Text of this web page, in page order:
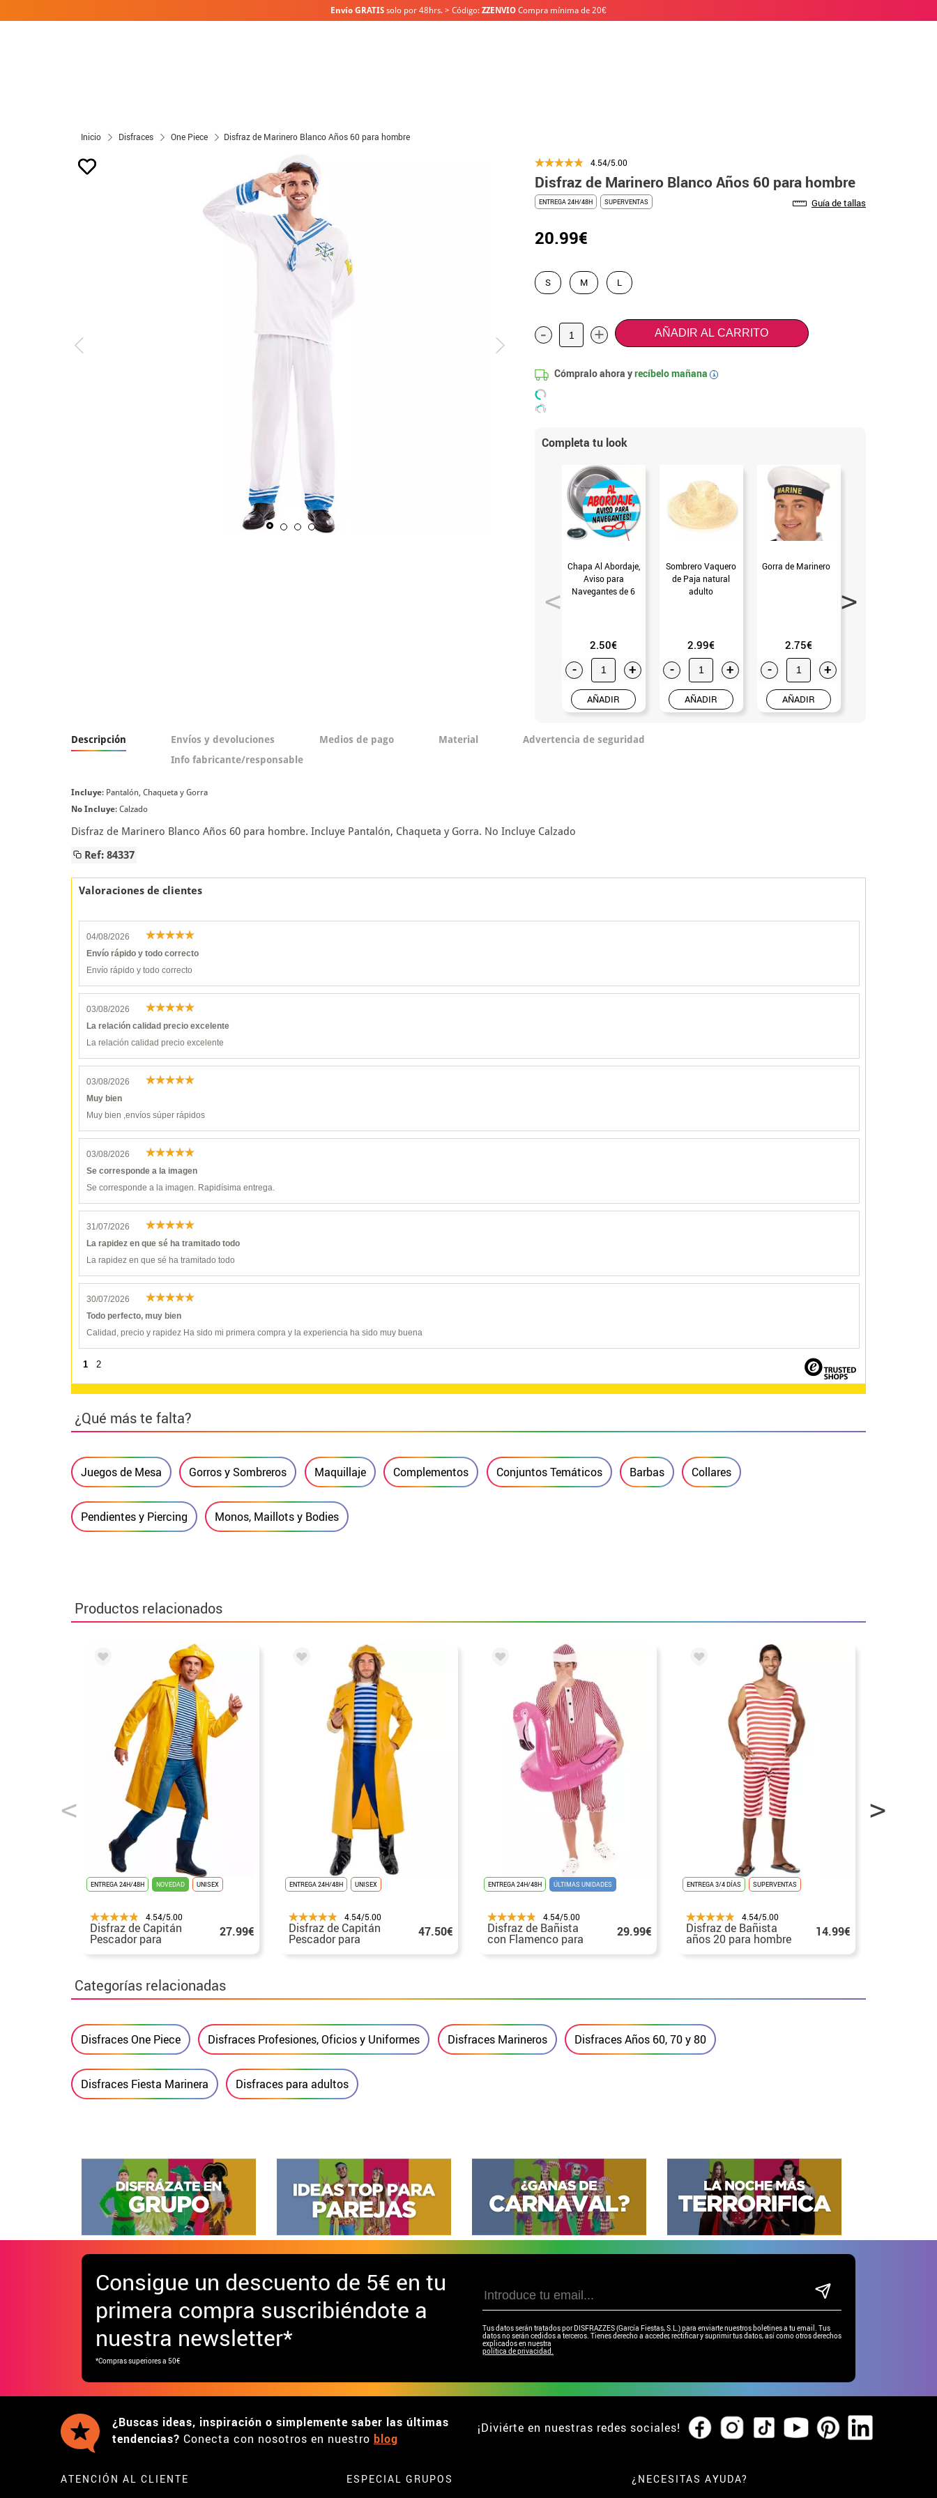
Envío GRATIS solo por 48hrs. > Código: ZZENVIO Compra mínima de 20€
Inicio Disfraces One Piece Disfraz de Marinero Blanco Años 60 para hombre
4.54/5.00
Disfraz de Marinero Blanco Años 60 para hombre
ENTREGA 24H/48H SUPERVENTAS Guía de tallas
20.99€
S M L
- + AÑADIR AL CARRITO
Cómpralo ahora yrecíbelo mañana i
Completa tu look
Chapa Al Abordaje,
Aviso para
Navegantes de 6
2.50€
- +
AÑADIR
Sombrero Vaquero
de Paja natural
adulto
2.99€
- +
AÑADIR
Gorra de Marinero
2.75€
- +
AÑADIR
Descripción Envíos y devoluciones Medios de pago Material
Advertencia de seguridad
Info fabricante/responsable
Incluye: Pantalón, Chaqueta y Gorra
No Incluye: Calzado
Disfraz de Marinero Blanco Años 60 para hombre. Incluye Pantalón, Chaqueta y Gorra. No Incluye Calzado
Ref: 84337
Valoraciones de clientes
04/08/2026
Envío rápido y todo correcto
Envío rápido y todo correcto
03/08/2026
La relación calidad precio excelente
La relación calidad precio excelente
03/08/2026
Muy bien
Muy bien ,envíos súper rápidos
03/08/2026
Se corresponde a la imagen
Se corresponde a la imagen. Rapidísima entrega.
31/07/2026
La rapidez en que sé ha tramitado todo
La rapidez en que sé ha tramitado todo
30/07/2026
Todo perfecto, muy bien
Calidad, precio y rapidez Ha sido mi primera compra y la experiencia ha sido muy buena
1 2
¿Qué más te falta?
Juegos de Mesa Gorros y Sombreros Maquillaje Complementos Conjuntos Temáticos Barbas Collares
Pendientes y Piercing Monos, Maillots y Bodies
Productos relacionados
ENTREGA 24H/48H NOVEDAD UNISEX
4.54/5.00
Disfraz de Capitán
Pescador para 27.99€
ENTREGA 24H/48H UNISEX
4.54/5.00
Disfraz de Capitán
Pescador para 47.50€
ENTREGA 24H/48H ÚLTIMAS UNIDADES
4.54/5.00
Disfraz de Bañista
con Flamenco para 29.99€
ENTREGA 3/4 DÍAS SUPERVENTAS
4.54/5.00
Disfraz de Bañista
años 20 para hombre 14.99€
Categorías relacionadas
Disfraces One Piece Disfraces Profesiones, Oficios y Uniformes Disfraces Marineros Disfraces Años 60, 70 y 80
Disfraces Fiesta Marinera Disfraces para adultos
Consigue un descuento de 5€ en tu
primera compra suscribiéndote a
nuestra newsletter*
*Compras superiores a 50€
Tus datos serán tratados por DISFRAZZES (García Fiestas, S.L.) para enviarte nuestros boletines a tu email. Tus
datos no serán cedidos a terceros. Tienes derecho a acceder, rectificar y suprimir tus datos, así como otros derechos
explicados en nuestra
política de privacidad.
¿Buscas ideas, inspiración o simplemente saber las últimas
tendencias? Conecta con nosotros en nuestro blog
¡Diviérte en nuestras redes sociales!
ATENCIÓN AL CLIENTE ESPECIAL GRUPOS ¿NECESITAS AYUDA?